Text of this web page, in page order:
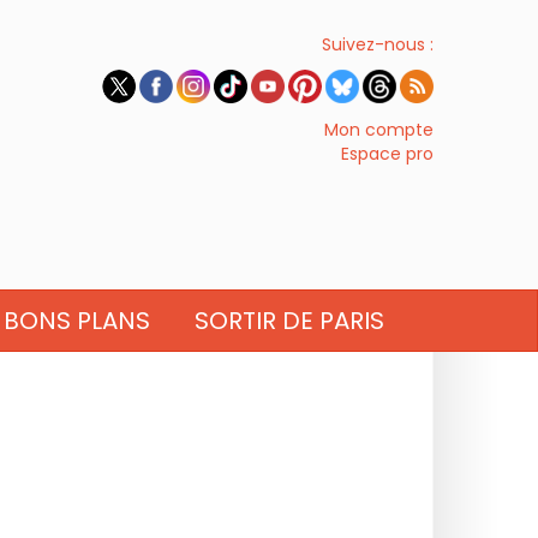
Suivez-nous :
Mon compte
Espace pro
BONS PLANS SORTIR DE PARIS